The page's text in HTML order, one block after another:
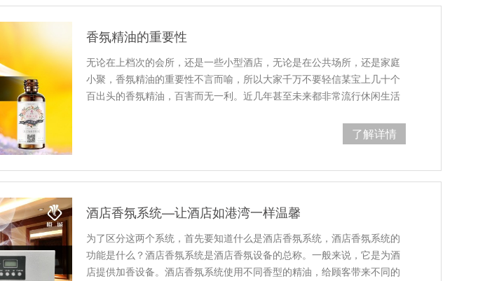
香氛精油的重要性
无论在上档次的会所，还是一些小型酒店，无论是在公共场所，还是家庭
小聚，香氛精油的重要性不言而喻，所以大家千万不要轻信某宝上几十个
百出头的香氛精油，百害而无一利。近几年甚至未来都非常流行休闲生活
了解详情
酒店香氛系统—让酒店如港湾一样温馨
为了区分这两个系统，首先要知道什么是酒店香氛系统，酒店香氛系统的
功能是什么？酒店香氛系统是酒店香氛设备的总称。一般来说，它是为酒
店提供加香设备。酒店香氛系统使用不同香型的精油，给顾客带来不同的